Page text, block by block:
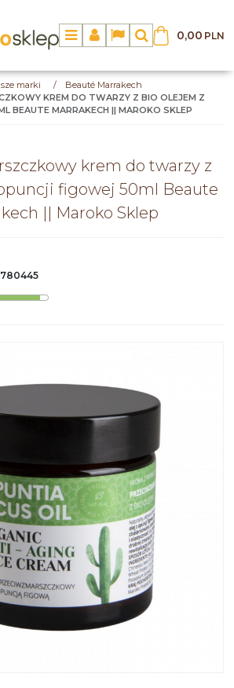
MenuPanelLangSzukaj
0,00 PLN
marki /
Beauté Marrakech
KREM DO TWARZY Z BIO OLEJEM Z
BEAUTE MARRAKECH || MAROKO SKLEP
krem do twarzy z
figowej 50ml Beaute
|| Maroko Sklep